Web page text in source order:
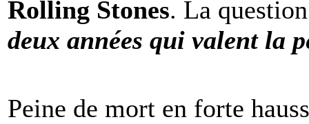
Rolling Stones. La
deux années qui valent la
Peine de mort en forte